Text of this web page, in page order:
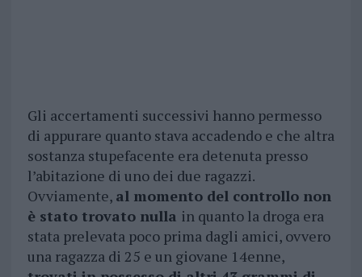
Gli accertamenti successivi hanno permesso
di appurare quanto stava accadendo e che altra
sostanza stupefacente era detenuta presso
l’abitazione di uno dei due ragazzi.
Ovviamente, al momento del controllo non
è stato trovato nulla in quanto la droga era
stata prelevata poco prima dagli amici, ovvero
una ragazza di 25 e un giovane 14enne,